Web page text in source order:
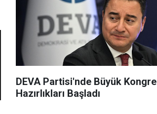
DEVA Partisi'nde Büyük Kongre
Hazırlıkları Başladı